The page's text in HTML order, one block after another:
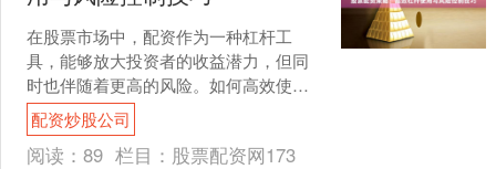
在股票市场中，配资作为一种杠杆工
具，能够放大投资者的收益潜力，但同
时也伴随着更高的风险。如何高效使用
杠杆并有效控制风险，成为每位配资投
资者必须掌握的核心技能。本....
配资炒股公司
阅读： 89 栏目： 股票配资网173